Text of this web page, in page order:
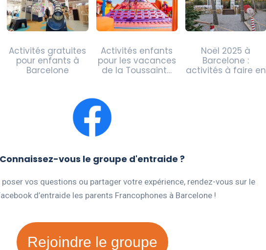
Activités gratuites
pour enfants à
Barcelone
Activités enfants
pour les vacances
de la Toussaint…
Noël 2025 à
Barcelone :
activités à faire en
Connaissez-vous le groupe d'entraide ?
poser vos questions ou partager votre expérience, rendez-vous sur le
d’entraide les parents Francophones à Barcelone !
Rejoindre le groupe